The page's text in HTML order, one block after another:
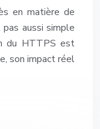
en matière de
aussi simple
du HTTPS est
son impact réel